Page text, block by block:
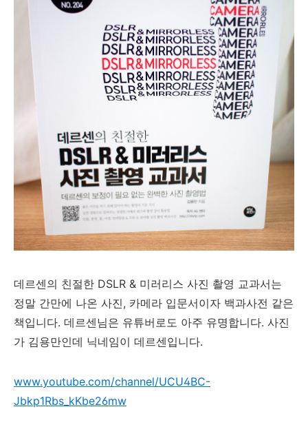
데르센의 친절한 DSLR & 미러리스 사진 촬영 교과서는
정말 간만에 나온 사진, 카메라 입문서이자 백과사전 같은
책입니다. 데르센님은 유튜버로도 아주 유명합니다. 사진
가 김용만인데 닉네임이 데르센입니다.
www.youtube.com/channel/UCU4BC-
Jbkp1Rbs_kKbe26mw